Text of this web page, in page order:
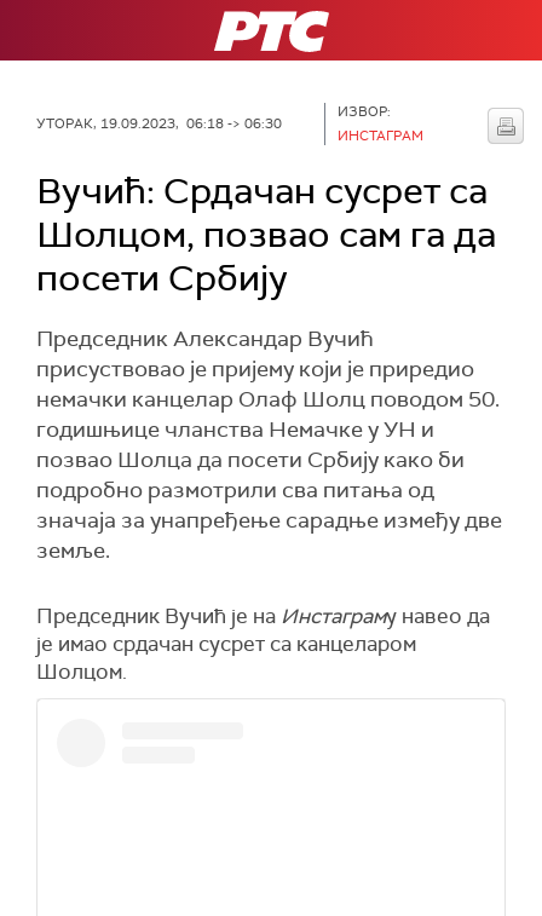
РТС
УТОРАК, 19.09.2023, 06:18 -> 06:30
ИЗВОР:
ИНСТАГРАМ
Вучић: Срдачан сусрет са
Шолцом, позвао сам га да
посети Србију
Председник Александар Вучић
присуствовао је пријему који је приредио
немачки канцелар Олаф Шолц поводом 50.
годишњице чланства Немачке у УН и
позвао Шолца да посети Србију како би
подробно размотрили сва питања од
значаја за унапређење сарадње између две
земље.
Председник Вучић је на Инстаграму навео да
је имао срдачан сусрет са канцеларом
Шолцом.